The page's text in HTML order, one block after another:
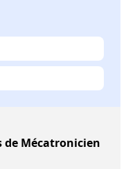
de Mécatronicien